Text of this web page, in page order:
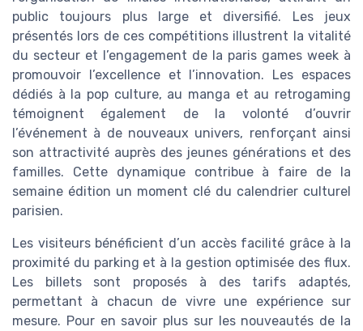
public toujours plus large et diversifié. Les jeux
présentés lors de ces compétitions illustrent la vitalité
du secteur et l’engagement de la paris games week à
promouvoir l’excellence et l’innovation. Les espaces
dédiés à la pop culture, au manga et au retrogaming
témoignent également de la volonté d’ouvrir
l’événement à de nouveaux univers, renforçant ainsi
son attractivité auprès des jeunes générations et des
familles. Cette dynamique contribue à faire de la
semaine édition un moment clé du calendrier culturel
parisien.
Les visiteurs bénéficient d’un accès facilité grâce à la
proximité du parking et à la gestion optimisée des flux.
Les billets sont proposés à des tarifs adaptés,
permettant à chacun de vivre une expérience sur
mesure. Pour en savoir plus sur les nouveautés de la